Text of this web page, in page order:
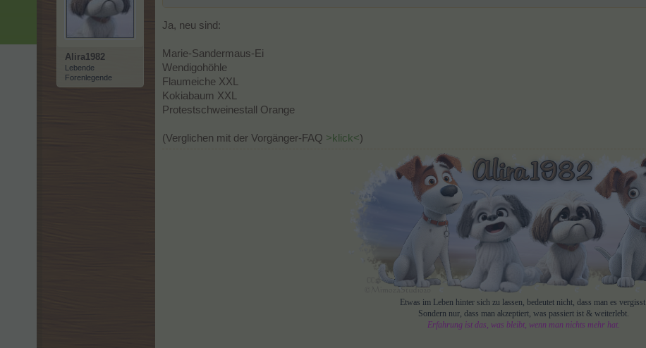
Alira1982
Lebende
Forenlegende
Ja, neu sind:
Marie-Sandermaus-Ei
Wendigohöhle
Flaumeiche XXL
Kokiabaum XXL
Protestschweinestall Orange
(Verglichen mit der Vorgänger-FAQ >klick<)
Etwas im Leben hinter sich zu lassen, bedeutet nicht, dass man es vergisst.
Sondern nur, dass man akzeptiert, was passiert ist & weiterlebt.
Erfahrung ist das, was bleibt, wenn man nichts mehr hat.